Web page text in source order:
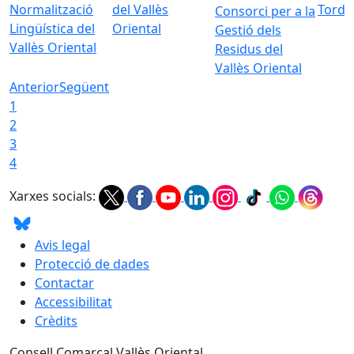
Normalització
Lingüística del
Vallès Oriental
del Vallès
Oriental
Consorci per a la
Gestió dels
Residus del
Vallès Oriental
AnteriorSegüent
1
2
3
4
Xarxes socials:
Avis legal
Protecció de dades
Contactar
Accessibilitat
Crèdits